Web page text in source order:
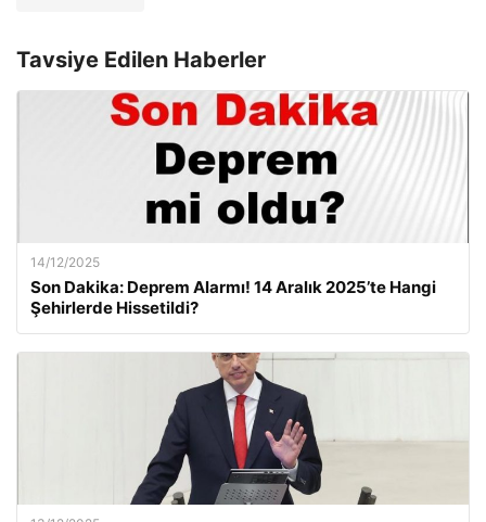
Tavsiye Edilen Haberler
14/12/2025
Son Dakika: Deprem Alarmı! 14 Aralık 2025’te Hangi
Şehirlerde Hissetildi?